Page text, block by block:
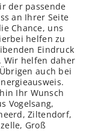
der passende
an Ihrer Seite
Chance, uns
helfen zu
Eindruck
Wir helfen daher
auch bei
Ihr Wunsch
Vogelsang,
Ziltendorf,
Groß